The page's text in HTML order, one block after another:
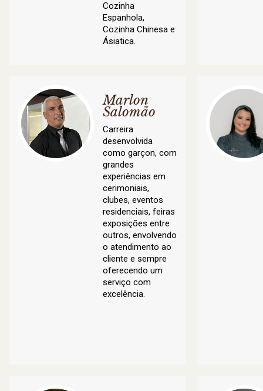
Cozinha
Espanhola,
Cozinha Chinesa e
Ásiatica.
Marlon
Salomão
Carreira
desenvolvida
como garçon, com
grandes
experiências em
cerimoniais,
clubes, eventos
residenciais, feiras
exposições entre
outros, envolvendo
o atendimento ao
cliente e sempre
oferecendo um
serviço com
excelência.